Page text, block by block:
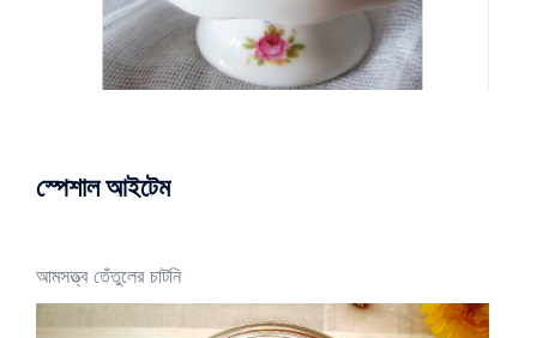
স্পেশাল আইটেম
আমসত্ত্ব তেঁতুলের চাটনি